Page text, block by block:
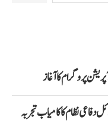
پروگرام کا آغاز
دفاعی نظام کا کامیاب تجربہ